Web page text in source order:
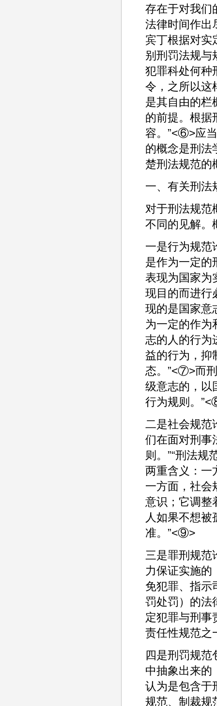
存在于对我们
法律时间作出
宾丁根据对实
别刑罚法规与
犯罪科处何种
令，之所以这
是其自由的栏
的前提。根据
容。”<⑥>应
的概念是刑法
楚刑法规范的
一、有关刑法
对于刑法规范
不同的见解。
一是行为规范
是作为一定的
表现为国家为
现目的而进行
现的是国家意
为一定的作为
志的人的行为
益的行为，抑
态。”<⑦>而
级意志的，以
行为规则。
二是社会规范
们在面对刑事
则。”“刑法规
两重含义：一
一方面，社会
意识；它调整
人如果不想
准。”<⑨>
三是罪刑规范
力保证实施的
免犯罪、指示
罚处罚）的法
定犯罪与刑事
责任性规范之
四是刑罚规范
中抽象出来的
认为是包含于
规范、制裁规